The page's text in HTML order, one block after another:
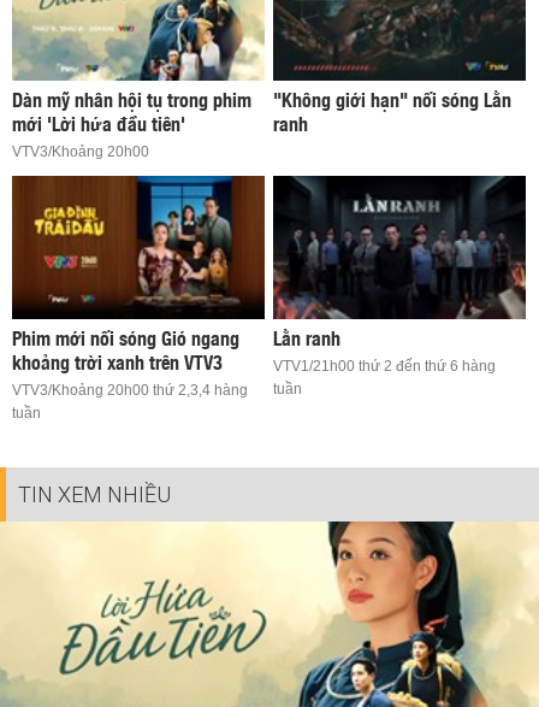
Dàn mỹ nhân hội tụ trong phim
mới 'Lời hứa đầu tiên'
VTV3/Khoảng 20h00
"Không giới hạn" nối sóng Lằn
ranh
Phim mới nối sóng Gió ngang
khoảng trời xanh trên VTV3
VTV3/Khoảng 20h00 thứ 2,3,4 hàng
tuần
Lằn ranh
VTV1/21h00 thứ 2 đến thứ 6 hàng
tuần
TIN XEM NHIỀU